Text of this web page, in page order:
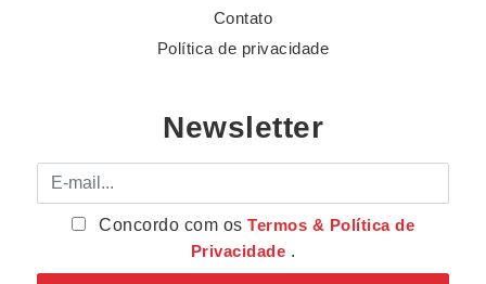
Contato
Política de privacidade
Newsletter
E-mail
Concordo com osTermos & Política de
Privacidade .